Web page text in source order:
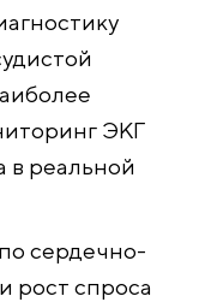
ЭКГ
в реальной
сердечно-
рост спроса